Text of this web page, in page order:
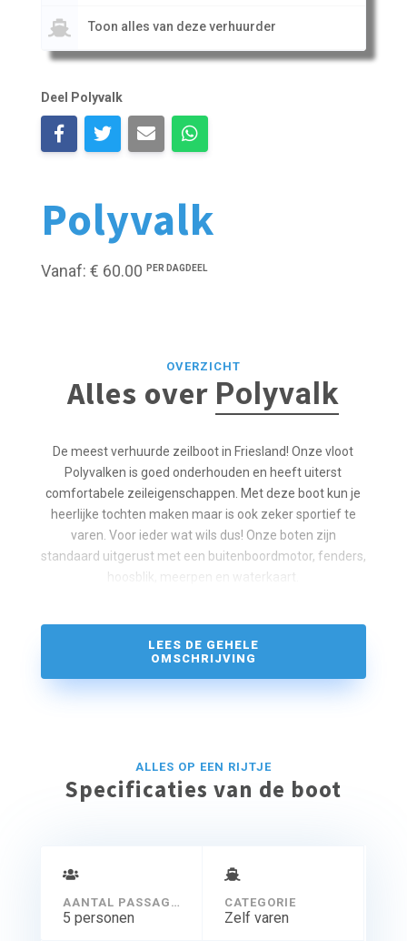
Polyvalk
Vanaf: € 60.00 PER DAGDEEL
Toon alles van deze verhuurder
Deel Polyvalk
OVERZICHT
Alles over Polyvalk
De meest verhuurde zeilboot in Friesland! Onze vloot
Polyvalken is goed onderhouden en heeft uiterst
comfortabele zeileigenschappen. Met deze boot kun je
heerlijke tochten maken maar is ook zeker sportief te
varen. Voor ieder wat wils dus! Onze boten zijn
standaard uitgerust met een buitenboordmotor, fenders,
hoosblik, meerpen en waterkaart.
LEES DE GEHELE
OMSCHRIJVING
ALLES OP EEN RIJTJE
Specificaties van de boot
AANTAL PASSAGIERS
5 personen
CATEGORIE
Zelf varen